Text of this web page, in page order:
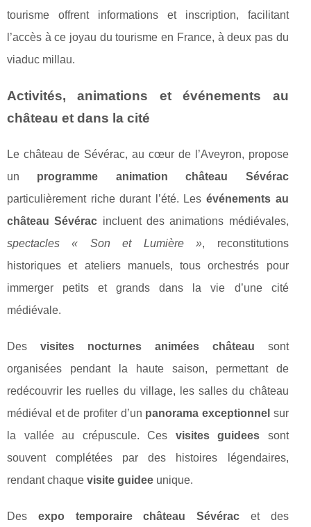
tourisme offrent informations et inscription, facilitant
l’accès à ce joyau du tourisme en France, à deux pas du
viaduc millau.
Activités, animations et événements au
château et dans la cité
Le château de Sévérac, au cœur de l’Aveyron, propose
un programme animation château Sévérac
particulièrement riche durant l’été. Les événements au
château Sévérac incluent des animations médiévales,
spectacles « Son et Lumière », reconstitutions
historiques et ateliers manuels, tous orchestrés pour
immerger petits et grands dans la vie d’une cité
médiévale.
Des visites nocturnes animées château sont
organisées pendant la haute saison, permettant de
redécouvrir les ruelles du village, les salles du château
médiéval et de profiter d’un panorama exceptionnel sur
la vallée au crépuscule. Ces visites guidees sont
souvent complétées par des histoires légendaires,
rendant chaque visite guidee unique.
Des expo temporaire château Sévérac et des